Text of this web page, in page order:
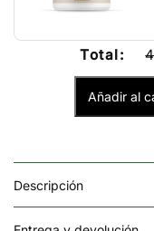
Total:
Añadir al
Descripción